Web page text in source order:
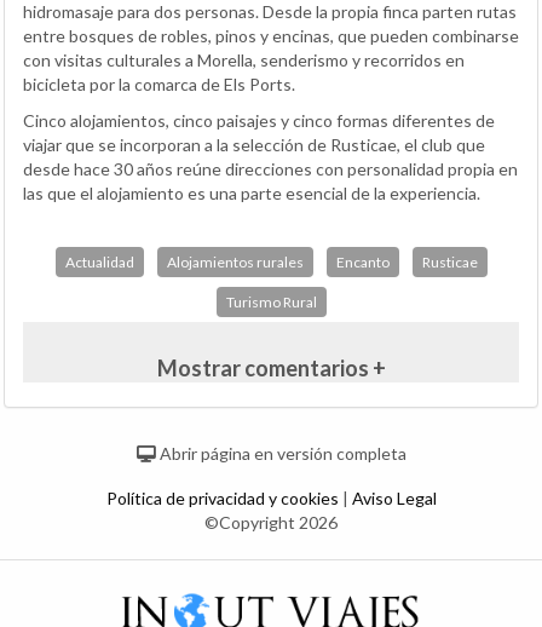
hidromasaje para dos personas. Desde la propia finca parten rutas
entre bosques de robles, pinos y encinas, que pueden combinarse
con visitas culturales a Morella, senderismo y recorridos en
bicicleta por la comarca de Els Ports.
Cinco alojamientos, cinco paisajes y cinco formas diferentes de
viajar que se incorporan a la selección de Rusticae, el club que
desde hace 30 años reúne direcciones con personalidad propia en
las que el alojamiento es una parte esencial de la experiencia.
Actualidad Alojamientos rurales Encanto Rusticae
Turismo Rural
Mostrar comentarios +
Abrir página en versión completa
Política de privacidad y cookies | Aviso Legal
©Copyright 2026